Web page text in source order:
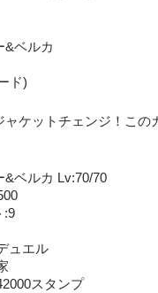
&ベルカ
ド)
ャケットチェンジ！この
&ベルカ Lv:70/70
:9
ュエル
スタンプ